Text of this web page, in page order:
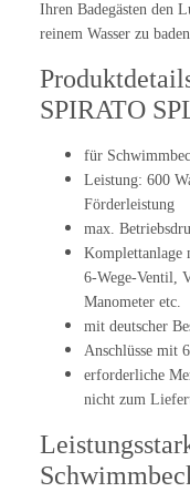
Ihren Badegästen den
reinem Wasser zu
SPIRATO
für
Leistung: 600
Förderleistung
max.
6-Wege-Ventil,
Manometer etc.
mit deutscher
Anschlüsse mit
erforderliche
nicht zum